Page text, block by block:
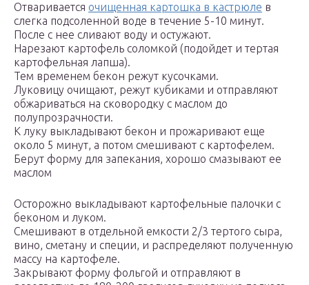
Отваривается очищенная картошка в кастрюле в
слегка подсоленной воде в течение 5-10 минут.
После с нее сливают воду и остужают.
Нарезают картофель соломкой (подойдет и тертая
картофельная лапша).
Тем временем бекон режут кусочками.
Луковицу очищают, режут кубиками и отправляют
обжариваться на сковородку с маслом до
полупрозрачности.
К луку выкладывают бекон и прожаривают еще
около 5 минут, а потом смешивают с картофелем.
Берут форму для запекания, хорошо смазывают ее
маслом
Осторожно выкладывают картофельные палочки с
беконом и луком.
Смешивают в отдельной емкости 2/3 тертого сыра,
вино, сметану и специи, и распределяют полученную
массу на картофеле.
Закрывают форму фольгой и отправляют в